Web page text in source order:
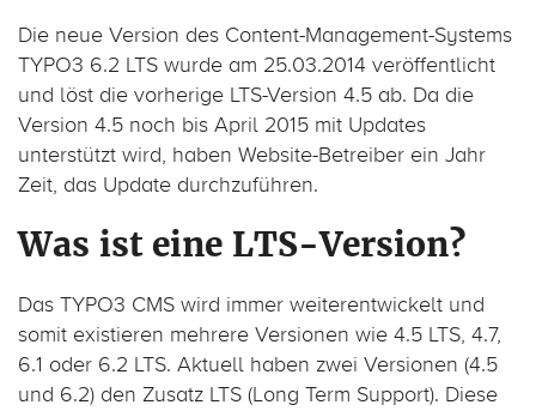
Die neue Version des Content-Management-Systems
TYPO3 6.2 LTS wurde am 25.03.2014 veröffentlicht
und löst die vorherige LTS-Version 4.5 ab. Da die
Version 4.5 noch bis April 2015 mit Updates
unterstützt wird, haben Website-Betreiber ein Jahr
Zeit, das Update durchzuführen.
Was ist eine LTS-Version?
Das TYPO3 CMS wird immer weiterentwickelt und
somit existieren mehrere Versionen wie 4.5 LTS, 4.7,
6.1 oder 6.2 LTS. Aktuell haben zwei Versionen (4.5
und 6.2) den Zusatz LTS (Long Term Support). Diese